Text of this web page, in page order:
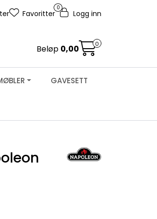
0
Favoritter Logg inn
Beløp 0,00 0
GAVESETT